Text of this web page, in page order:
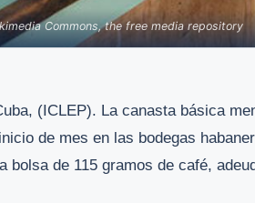
Commons, the free media repository
(ICLEP). La canasta básica
de mes en las bodegas
bolsa de 115 gramos de café,